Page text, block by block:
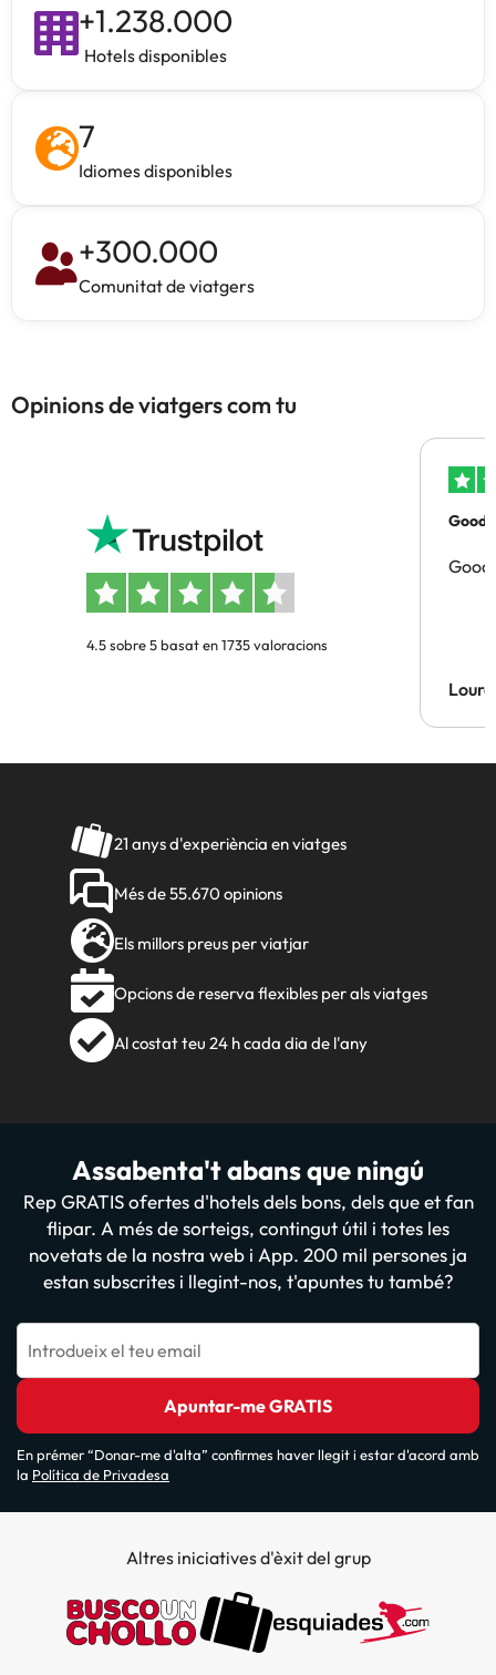
+1.238.000
Hotels disponibles
7
Idiomes disponibles
+300.000
Comunitat de viatgers
Opinions de viatgers com tu
4.5 sobre 5 basat en 1735 valoracions
Good
Good
21 anys d'experiència en viatges
Més de 55.670 opinions
Els millors preus per viatjar
Opcions de reserva flexibles per als viatges
Al costat teu 24 h cada dia de l'any
Assabenta't abans que ningú
Rep GRATIS ofertes d'hotels dels bons, dels que et fan
flipar. A més de sorteigs, contingut útil i totes les
novetats de la nostra web i App. 200 mil persones ja
estan subscrites i llegint-nos, t'apuntes tu també?
Introdueix el teu email
Apuntar-me GRATIS
En prémer “Donar-me d'alta” confirmes haver llegit i estar d'acord amb
la Política de Privadesa
Altres iniciatives d'èxit del grup